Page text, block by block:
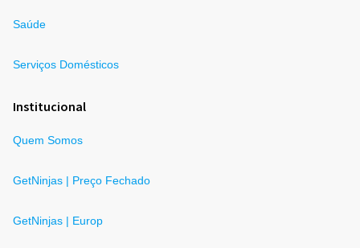
Saúde
Serviços Domésticos
Institucional
Quem Somos
GetNinjas | Preço Fechado
GetNinjas | Europ